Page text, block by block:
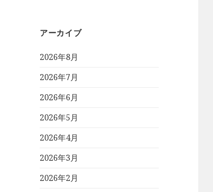
アーカイブ
2026年8月
2026年7月
2026年6月
2026年5月
2026年4月
2026年3月
2026年2月